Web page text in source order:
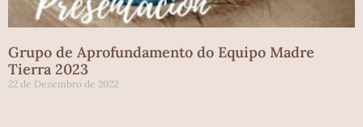
Grupo de Aprofundamento do Equipo Madre
Tierra 2023
22 de Dezembro de 2022